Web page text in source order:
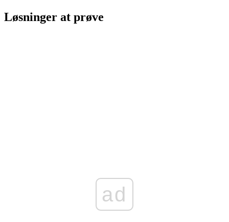
Løsninger at prøve
ad